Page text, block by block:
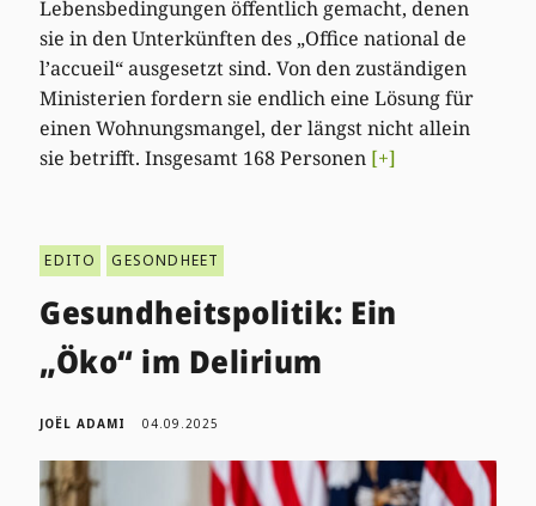
Lebensbedingungen öffentlich gemacht, denen
sie in den Unterkünften des „Office national de
l’accueil“ ausgesetzt sind. Von den zuständigen
Ministerien fordern sie endlich eine Lösung für
einen Wohnungsmangel, der längst nicht allein
sie betrifft. Insgesamt 168 Personen [+]
EDITO GESONDHEET
Gesundheitspolitik: Ein
„Öko“ im Delirium
JOËL ADAMI 04.09.2025